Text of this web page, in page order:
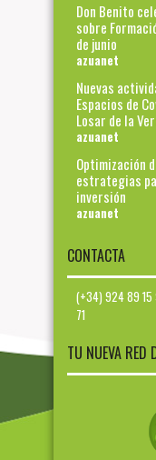
Don Benito
sobre
de junio
azuanet
Nuevas
Espacios de
Losar de la
azuanet
Optimización
estrategias
inversión
azuanet
CONTACTA
(+34) 924 89 15
71
TU NUEVA RED